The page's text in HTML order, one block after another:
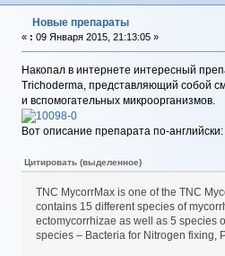
Новые препараты
« : 09 Января 2015, 21:13:05 »
Накопал в интернете интересный
Trichoderma, представляющий собой
и вспомогательных микроорганизмов.
Вот описание препарата по-английски:
Цитировать (выделенное)
TNC MycorrMax is one of the TNC
contains 15 different species of
ectomycorrhizae as well as 5 species
species – Bacteria for Nitrogen fixing,